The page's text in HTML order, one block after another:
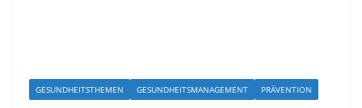
GESUNDHEITSTHEMEN GESUNDHEITSMANAGEMENT PRÄVENTION